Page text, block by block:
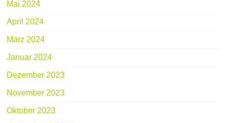
Mai 2024
April 2024
März 2024
Januar 2024
Dezember 2023
November 2023
Oktober 2023